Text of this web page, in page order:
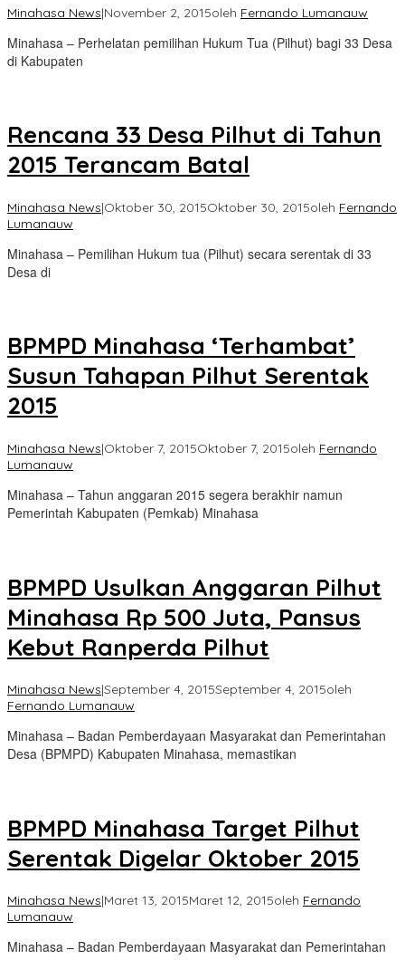
Minahasa News|November 2, 2015oleh Fernando Lumanauw
Minahasa – Perhelatan pemilihan Hukum Tua (Pilhut) bagi 33 Desa
di Kabupaten
Rencana 33 Desa Pilhut di Tahun
2015 Terancam Batal
Minahasa News|Oktober 30, 2015Oktober 30, 2015oleh Fernando
Lumanauw
Minahasa – Pemilihan Hukum tua (Pilhut) secara serentak di 33
Desa di
BPMPD Minahasa ‘Terhambat’
Susun Tahapan Pilhut Serentak
2015
Minahasa News|Oktober 7, 2015Oktober 7, 2015oleh Fernando
Lumanauw
Minahasa – Tahun anggaran 2015 segera berakhir namun
Pemerintah Kabupaten (Pemkab) Minahasa
BPMPD Usulkan Anggaran Pilhut
Minahasa Rp 500 Juta, Pansus
Kebut Ranperda Pilhut
Minahasa News|September 4, 2015September 4, 2015oleh
Fernando Lumanauw
Minahasa – Badan Pemberdayaan Masyarakat dan Pemerintahan
Desa (BPMPD) Kabupaten Minahasa, memastikan
BPMPD Minahasa Target Pilhut
Serentak Digelar Oktober 2015
Minahasa News|Maret 13, 2015Maret 12, 2015oleh Fernando
Lumanauw
Minahasa – Badan Pemberdayaan Masyarakat dan Pemerintahan